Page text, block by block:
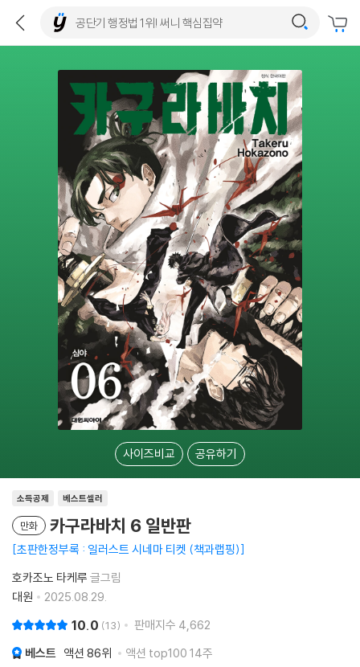
사이즈비교 공유하기
소득공제 베스트셀러
만화 카구라바치 6 일반판
초판한정부록 : 일러스트 시네마 티켓 (책과랩핑)
호카조노 타케루 글그림
대원
2025.08.29.
10.0 13 판매지수 4,662
베스트 액션 86위 액션 top100 14주